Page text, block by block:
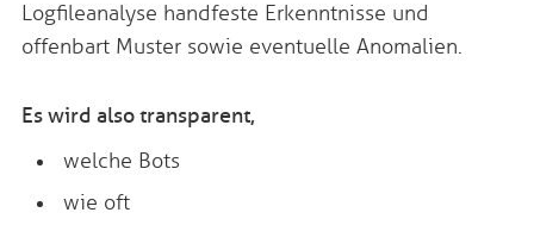
Logfileanalyse handfeste Erkenntnisse und
offenbart Muster sowie eventuelle Anomalien.
Es wird also transparent,
welche Bots
wie oft